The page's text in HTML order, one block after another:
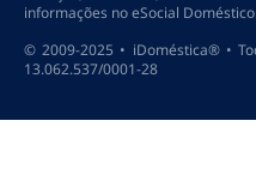
informações no eSocial
© 2009-2025 • iDoméstica® •
13.062.537/0001-28